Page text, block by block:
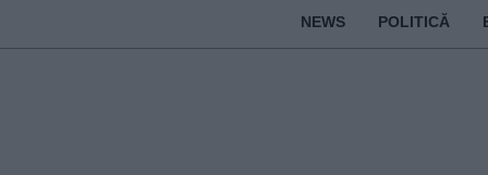
NEWS POLITICĂ